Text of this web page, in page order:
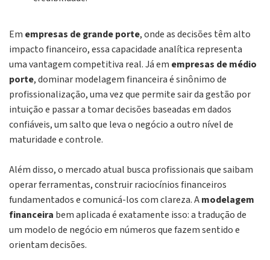
Em empresas de grande porte, onde as decisões têm alto
impacto financeiro, essa capacidade analítica representa
uma vantagem competitiva real. Já em empresas de médio
porte, dominar modelagem financeira é sinônimo de
profissionalização, uma vez que permite sair da gestão por
intuição e passar a tomar decisões baseadas em dados
confiáveis, um salto que leva o negócio a outro nível de
maturidade e controle.
Além disso, o mercado atual busca profissionais que saibam
operar ferramentas, construir raciocínios financeiros
fundamentados e comunicá-los com clareza. Amodelagem
financeira bem aplicada é exatamente isso:a tradução de
um modelo de negócio em números que fazem sentido e
orientam decisões.